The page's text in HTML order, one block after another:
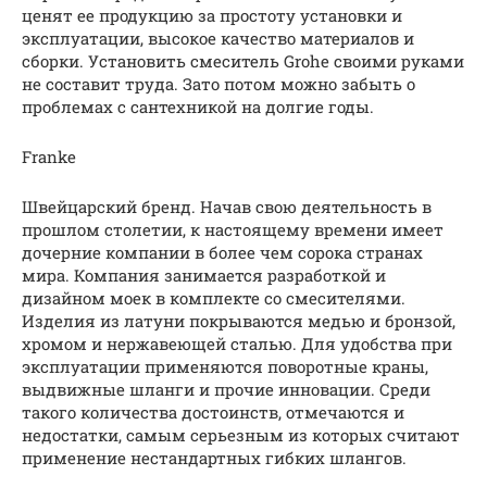
ценят ее продукцию за простоту установки и
эксплуатации, высокое качество материалов и
сборки. Установить смеситель Grohe своими руками
не составит труда. Зато потом можно забыть о
проблемах с сантехникой на долгие годы.
Franke
Швейцарский бренд. Начав свою деятельность в
прошлом столетии, к настоящему времени имеет
дочерние компании в более чем сорока странах
мира. Компания занимается разработкой и
дизайном моек в комплекте со смесителями.
Изделия из латуни покрываются медью и бронзой,
хромом и нержавеющей сталью. Для удобства при
эксплуатации применяются поворотные краны,
выдвижные шланги и прочие инновации. Среди
такого количества достоинств, отмечаются и
недостатки, самым серьезным из которых считают
применение нестандартных гибких шлангов.